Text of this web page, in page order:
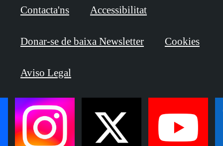
Contacta'ns Accessibilitat
Donar-se de baixa Newsletter Cookies
Aviso Legal